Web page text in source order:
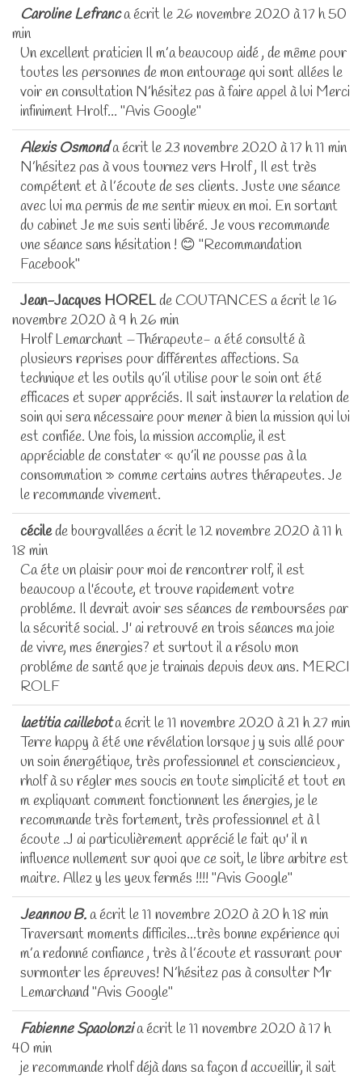
Caroline Lefranca écrit le26 novembre 2020 à17 h 50
min
Un excellent praticien Il m’a beaucoup aidé , de même pour
toutes les personnes de mon entourage qui sont allées le
voir en consultation N’hésitez pas à faire appel à lui Merci
infiniment Hrolf... "Avis Google"
Alexis Osmonda écrit le23 novembre 2020 à17 h 11 min
N’hésitez pas à vous tournez vers Hrolf , Il est très
compétent et à l’écoute de ses clients. Juste une séance
avec lui ma permis de me sentir mieux en moi. En sortant
du cabinet Je me suis senti libéré. Je vous recommande
une séance sans hésitation ! 😊 "Recommandation
Facebook"
Jean-Jacques HORELdeCOUTANCES a écrit le16
novembre 2020 à9 h 26 min
Hrolf Lemarchant –Thérapeute- a été consulté à
plusieurs reprises pour différentes affections. Sa
technique et les outils qu’il utilise pour le soin ont été
efficaces et super appréciés. Il sait instaurer la relation de
soin qui sera nécessaire pour mener à bien la mission qui lui
est confiée. Une fois, la mission accomplie, il est
appréciable de constater « qu’il ne pousse pas à la
consommation » comme certains autres thérapeutes. Je
le recommande vivement.
céciledebourgvallées a écrit le12 novembre 2020 à11 h
18 min
Ca éte un plaisir pour moi de rencontrer rolf, il est
beaucoup a l'écoute, et trouve rapidement votre
probléme. Il devrait avoir ses séances de remboursées par
la sécurité social. J' ai retrouvé en trois séances ma joie
de vivre, mes énergies? et surtout il a résolu mon
probléme de santé que je trainais depuis deux ans. MERCI
ROLF
laetitia caillebota écrit le11 novembre 2020 à21 h 27 min
Terre happy à été une révélation lorsque j y suis allé pour
un soin énergétique, très professionnel et consciencieux ,
rholf à su régler mes soucis en toute simplicité et tout en
m expliquant comment fonctionnent les énergies, je le
recommande très fortement, très professionnel et à l
écoute .J ai particulièrement apprécié le fait qu' il n
influence nullement sur quoi que ce soit, le libre arbitre est
maitre. Allez y les yeux fermés !!!! "Avis Google"
Jeannou B.a écrit le11 novembre 2020 à20 h 18 min
Traversant moments difficiles...très bonne expérience qui
m’a redonné confiance , très à l’écoute et rassurant pour
surmonter les épreuves! N’hésitez pas à consulter Mr
Lemarchand "Avis Google"
Fabienne Spaolonzia écrit le11 novembre 2020 à17 h
40 min
je recommande rholf déjà dans sa façon d accueillir, il sait